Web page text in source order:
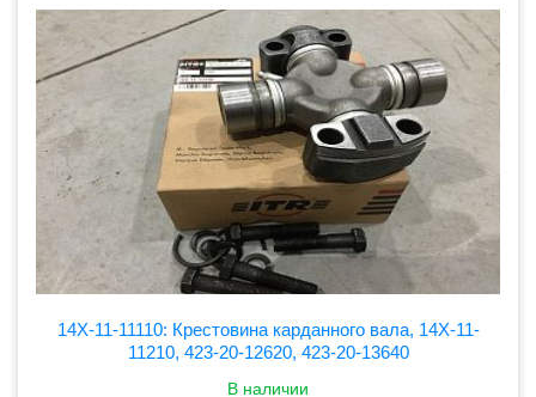
14X-11-11110: Крестовина карданного вала, 14X-11-
11210, 423-20-12620, 423-20-13640
В наличии